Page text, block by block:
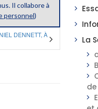
Il collabore à
personnel)
DENNETT, À
La